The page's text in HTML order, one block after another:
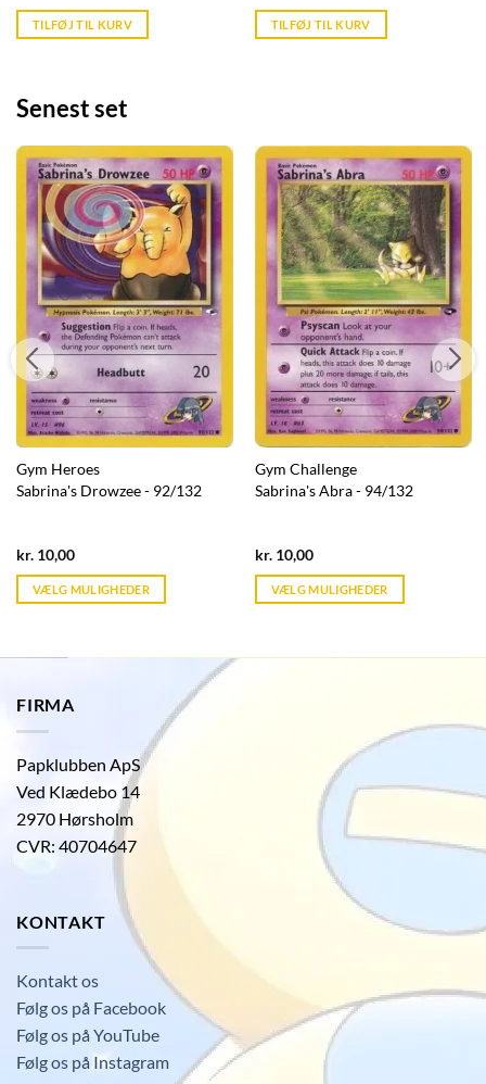
is:
kr. 39,95.
TILFØJ TIL KURV
is:
kr. 39,95.
TILFØJ TIL KURV
Senest set
Gym Heroes
Sabrina's Drowzee - 92/132
kr. 10,00Current
is:
kr. 39,95.
VÆLG MULIGHEDER
Gym Challenge
Sabrina's Abra - 94/132
kr.10,00Current
is:
kr. 39,95.
VÆLG MULIGHEDER
FIRMA
Papklubben ApS
Ved Klædebo 14
2970 Hørsholm
CVR: 40704647
KONTAKT
Kontakt os
Følg os på Facebook
Følg os på YouTube
Følg os på Instagram